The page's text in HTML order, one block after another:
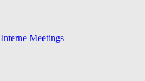
Interne Meetings